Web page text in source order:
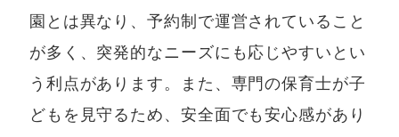
園とは異なり、予約制で運営されていること
が多く、突発的なニーズにも応じやすいとい
う利点があります。また、専門の保育士が子
どもを見守るため、安全面でも安心感があり